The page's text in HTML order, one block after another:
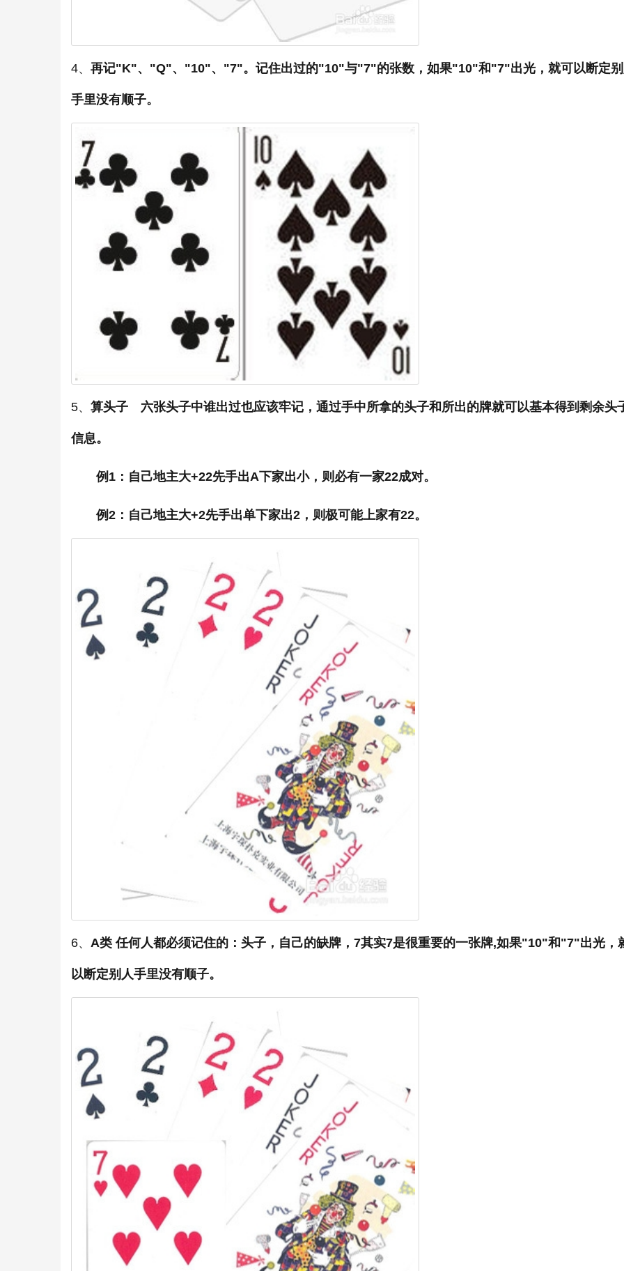
4、 再记"K"、"Q"、"10"、"7"。记住出过的"10"与"7"的张数，如果"10"和"7"出光，就可以断定
手里没有顺子。
5、 算头子 六张头子中谁出过也应该牢记，通过手中所拿的头子和所出的牌就可以基本得到剩余头
信息。
例1：自己地主大+22先手出A下家出小，则必有一家22成对。
例2：自己地主大+2先手出单下家出2，则极可能上家有22。
6、 A类 任何人都必须记住的：头子，自己的缺牌，7其实7是很重要的一张牌,如果"10"和"7"出光，
以断定别人手里没有顺子。